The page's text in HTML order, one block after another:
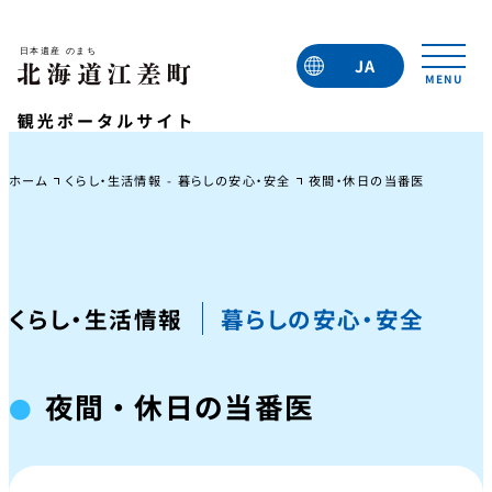
JA
EN
KO
ホーム くらし・生活情報 - 暮らしの安心・安全 夜間・休日の当番医
くらし・生活情報 暮らしの安心・安全
夜間・休日の当番医